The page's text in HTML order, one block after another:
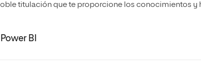
titulación que te proporcione los conocimientos
BI